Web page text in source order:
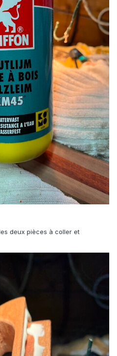
deux pièces à coller et